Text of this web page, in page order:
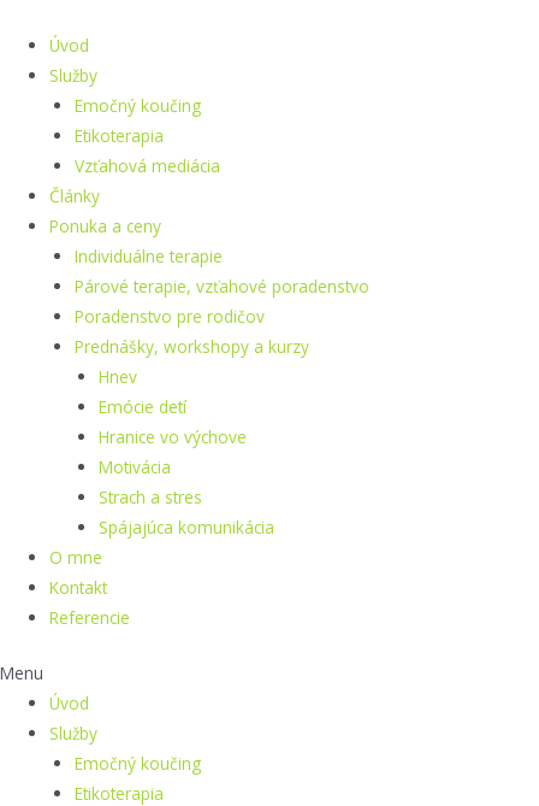
obsah
Úvod
Služby
Emočný koučing
Etikoterapia
Vzťahová mediácia
Články
Ponuka a ceny
Individuálne terapie
Párové terapie, vzťahové poradenstvo
Poradenstvo pre rodičov
Prednášky, workshopy a kurzy
Hnev
Emócie detí
Hranice vo výchove
Motivácia
Strach a stres
Spájajúca komunikácia
O mne
Kontakt
Referencie
Menu
Úvod
Služby
Emočný koučing
Etikoterapia